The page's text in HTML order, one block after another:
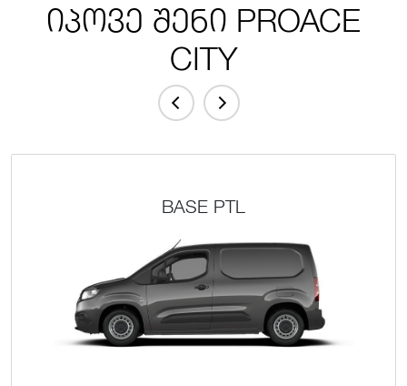
იპოვე შენი PROACE
CITY
BASE PTL